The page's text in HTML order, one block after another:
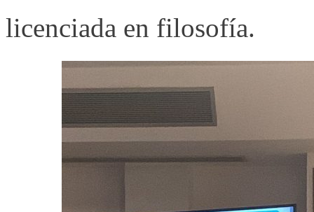
licenciada en filosofía.